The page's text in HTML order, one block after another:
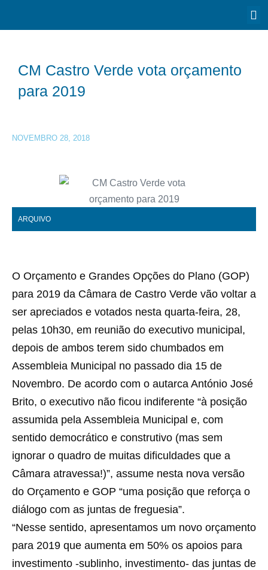
CM Castro Verde vota orçamento
para 2019
NOVEMBRO 28, 2018
ARQUIVO
O Orçamento e Grandes Opções do Plano (GOP)
para 2019 da Câmara de Castro Verde vão voltar a
ser apreciados e votados nesta quarta-feira, 28,
pelas 10h30, em reunião do executivo municipal,
depois de ambos terem sido chumbados em
Assembleia Municipal no passado dia 15 de
Novembro. De acordo com o autarca António José
Brito, o executivo não ficou indiferente “à posição
assumida pela Assembleia Municipal e, com
sentido democrático e construtivo (mas sem
ignorar o quadro de muitas dificuldades que a
Câmara atravessa!)”, assume nesta nova versão
do Orçamento e GOP “uma posição que reforça o
diálogo com as juntas de freguesia”.
“Nesse sentido, apresentamos um novo orçamento
para 2019 que aumenta em 50% os apoios para
investimento -sublinho, investimento- das juntas de